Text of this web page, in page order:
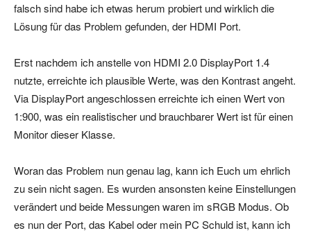
falsch sind habe ich etwas herum probiert und wirklich die
Lösung für das Problem gefunden, der HDMI Port.
Erst nachdem ich anstelle von HDMI 2.0 DisplayPort 1.4
nutzte, erreichte ich plausible Werte, was den Kontrast angeht.
Via DisplayPort angeschlossen erreichte ich einen Wert von
1:900, was ein realistischer und brauchbarer Wert ist für einen
Monitor dieser Klasse.
Woran das Problem nun genau lag, kann ich Euch um ehrlich
zu sein nicht sagen. Es wurden ansonsten keine Einstellungen
verändert und beide Messungen waren im sRGB Modus. Ob
es nun der Port, das Kabel oder mein PC Schuld ist, kann ich